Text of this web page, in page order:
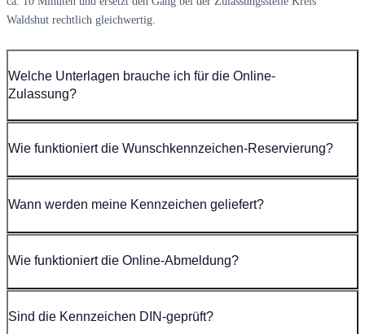
Waldshut rechtlich gleichwertig.
Welche Unterlagen brauche ich für die Online-
Zulassung?
Wie funktioniert die Wunschkennzeichen-Reservierung?
Wann werden meine Kennzeichen geliefert?
Wie funktioniert die Online-Abmeldung?
Sind die Kennzeichen DIN-geprüft?